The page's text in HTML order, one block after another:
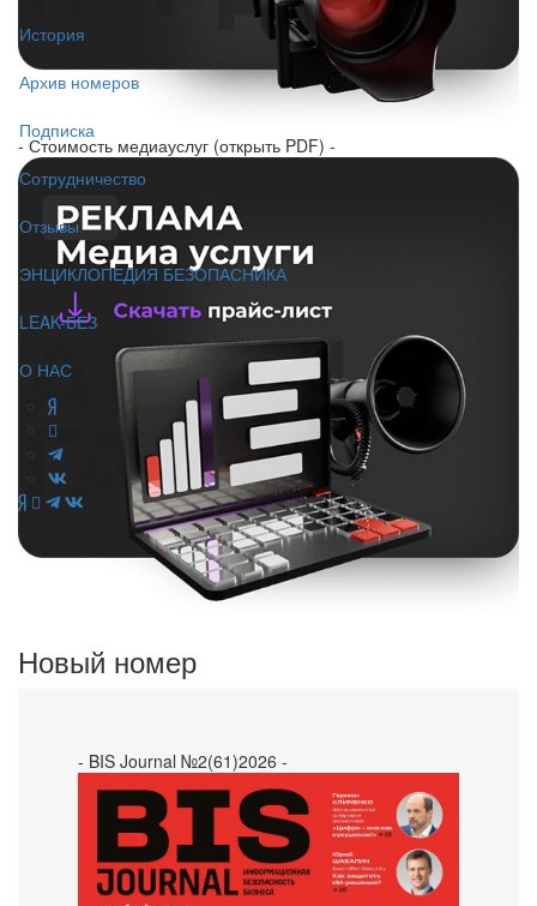
История
Архив номеров
Подписка
Сотрудничество
Отзывы
ЭНЦИКЛОПЕДИЯ БЕЗОПАСНИКА
LEAK-БЕЗ
О НАС
- Стоимость медиауслуг (открыть PDF) -
Новый номер
- BIS Journal №2(61)2026 -